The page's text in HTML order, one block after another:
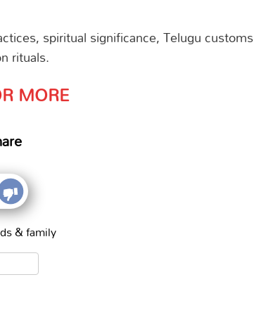
spiritual significance, Telugu
rituals.
MORE
& family